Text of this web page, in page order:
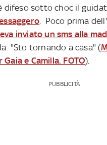
difeso sotto choc il
. Poco prima
inviato un sms alla
"Sto tornando a casa" (
e Camilla. FOTO).
PUBBLICITÀ